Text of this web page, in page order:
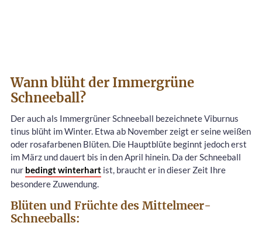
Wann blüht der Immergrüne
Schneeball?
Der auch als Immergrüner Schneeball bezeichnete Viburnus
tinus blüht im Winter. Etwa ab November zeigt er seine weißen
oder rosafarbenen Blüten. Die Hauptblüte beginnt jedoch erst
im März und dauert bis in den April hinein. Da der Schneeball
nur bedingt winterhart ist, braucht er in dieser Zeit Ihre
besondere Zuwendung.
Blüten und Früchte des Mittelmeer-
Schneeballs: